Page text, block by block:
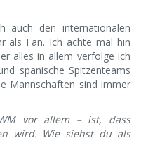
auch den internationalen
als Fan. Ich achte mal hin
alles in allem verfolge ich
spanische Spitzenteams
Mannschaften sind immer
vor allem – ist, dass
wird. Wie siehst du als